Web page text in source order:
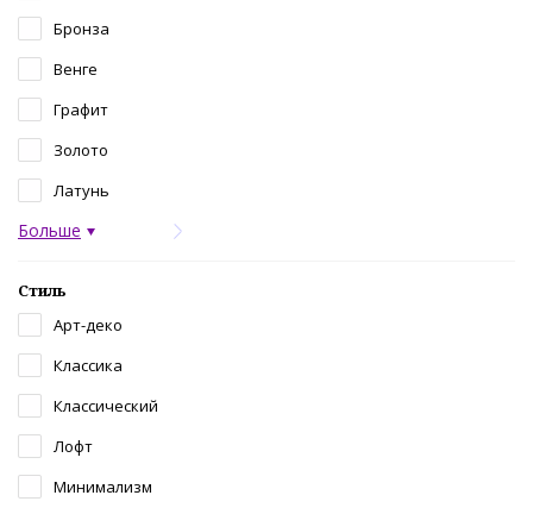
Бронза
Венге
Графит
Золото
Латунь
Больше
Стиль
Арт-деко
Классика
Классический
Лофт
Минимализм